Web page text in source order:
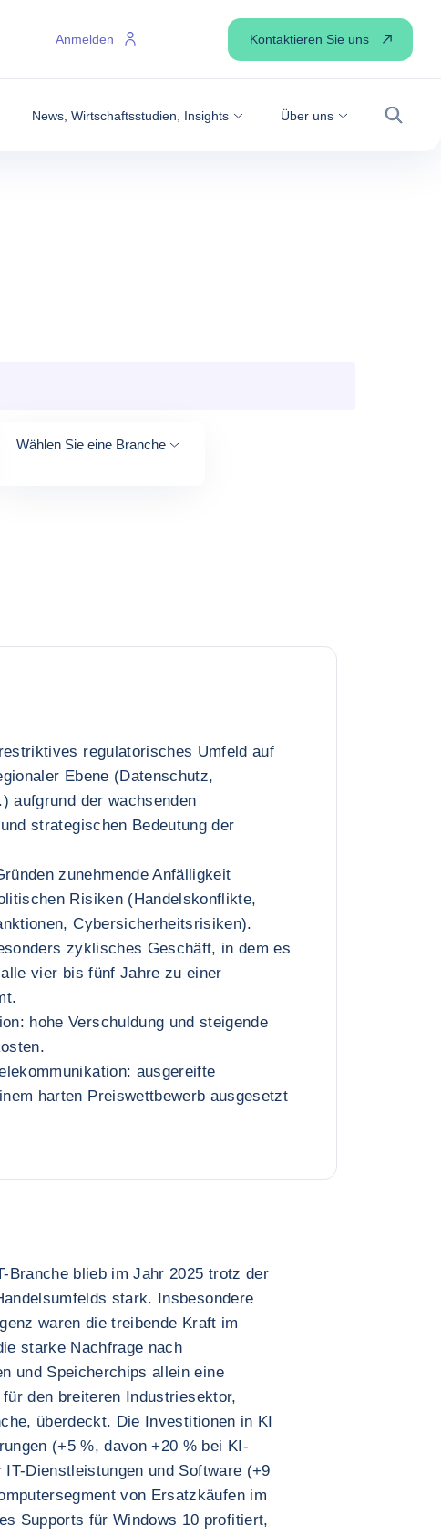
News, Wirtschaftsstudien, Insights Über uns
Suche
Anmelden Kontaktieren Sie uns
Wählen Sie eine Branche
regulatorisches Umfeld auf
Ebene (Datenschutz,
aufgrund der wachsenden
strategischen Bedeutung der
zunehmende Anfälligkeit
Risiken (Handelskonflikte,
Cybersicherheitsrisiken).
zyklisches Geschäft, in dem es
vier bis fünf Jahre zu einer
hohe Verschuldung und steigende
ausgereifte
harten Preiswettbewerb ausgesetzt
Branche blieb im Jahr 2025 trotz der
stark. Insbesondere
waren die treibende Kraft im
starke Nachfrage nach
und Speicherchips allein eine
den breiteren Industriesektor,
überdeckt. Die Investitionen in KI
(+5 %, davon +20 % bei KI-
Dienstleistungen und Software (+9
von Ersatzkäufen im
Supports für Windows 10 profitiert,